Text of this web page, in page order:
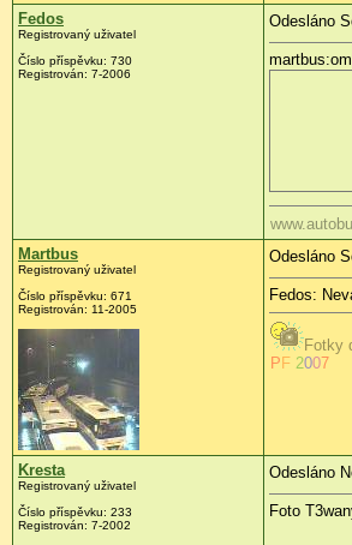
Fedos
Registrovaný uživatel
Číslo příspěvku: 730
Registrován: 7-2006
Odesláno
Martbus
Registrovaný uživatel
Číslo příspěvku: 671
Registrován: 11-2005
Odesláno
Fedos:
Fotky
P F 2007
Kresta
Registrovaný uživatel
Číslo příspěvku: 233
Registrován: 7-2002
Odesláno
Foto